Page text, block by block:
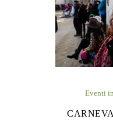
Eventi